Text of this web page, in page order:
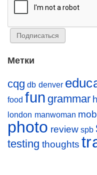
Метки
cqg db denver
food fun grammar
london manwoman
photo review spb
testing thoughts